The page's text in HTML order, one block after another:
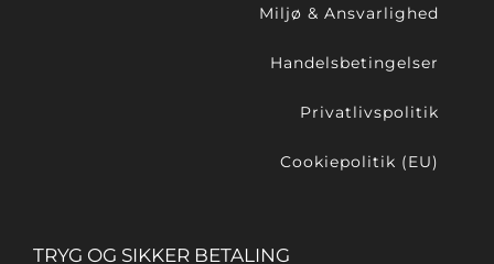
Miljø & Ansvarlighed
Handelsbetingelser
Privatlivspolitik
Cookiepolitik (EU)
TRYG OG SIKKER BETALING